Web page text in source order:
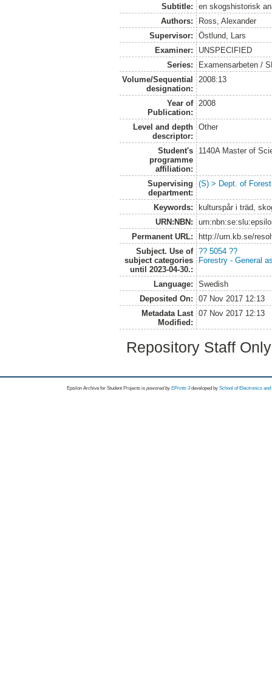
Subtitle:
en skogshistorisk
Authors:
Ross, Alexander
Supervisor:
Östlund, Lars
Examiner:
UNSPECIFIED
Series:
Examensarbeten /
Volume/Sequential
designation:
2008:13
Year of
Publication:
2008
Level and depth
descriptor:
Other
Student's
programme
affiliation:
1140A Master of
Supervising
department:
(S) > Dept. of
Keywords:
kulturspår i träd,
URN:NBN:
Permanent URL:
http://urn.kb.se/
Subject. Use of
subject categories
until 2023-04-30.:
?? 5054 ??
Forestry - General
Language:
Swedish
Deposited On:
07 Nov 2017 12:13
Metadata Last
Modified:
07 Nov 2017 12:13
Repository Staff
Epsilon Archive for Student Projects is powored byEPrints 3 developed by School of Electronics